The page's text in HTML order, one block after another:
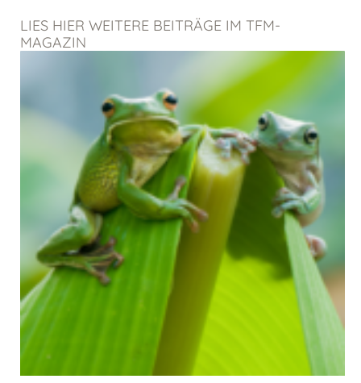
LIES HIER WEITERE BEITRÄGE IM TFM-
MAGAZIN
Seite